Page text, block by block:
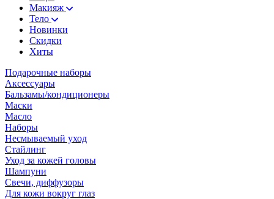
Макияж
Тело
Новинки
Скидки
Хиты
Подарочные наборы
Аксессуары
Бальзамы/кондиционеры
Маски
Масло
Наборы
Несмываемый уход
Стайлинг
Уход за кожей головы
Шампуни
Свечи, диффузоры
Для кожи вокруг глаз